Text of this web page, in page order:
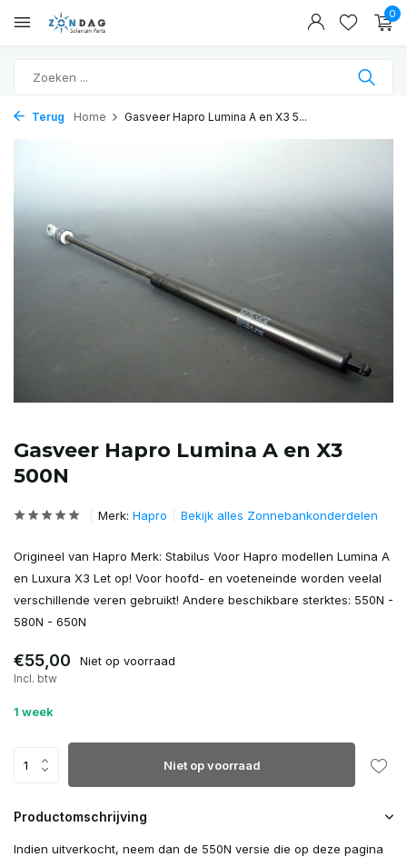
0
Terug Home Gasveer Hapro Lumina A en X3 5...
Gasveer Hapro Lumina A en X3
500N
Merk: Hapro Bekijk alles Zonnebankonderdelen
Origineel van Hapro Merk: Stabilus Voor Hapro modellen Lumina A
en Luxura X3 Let op! Voor hoofd- en voeteneinde worden veelal
verschillende veren gebruikt! Andere beschikbare sterktes: 550N -
580N - 650N
€55,00 Niet op voorraad
Incl. btw
1 week
Niet op voorraad
Productomschrijving
Indien uitverkocht, neem dan de 550N versie die op deze pagina